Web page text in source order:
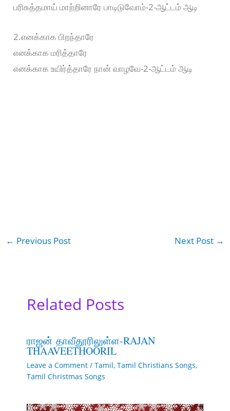
பரிசுத்தமாய் மாற்றினாரே பாடிடுவோம்-2-ஆட்டம் ஆடி
2.எனக்காக பிறந்தாரே
எனக்காக மரித்தாரே
எனக்காக உயிர்த்தாரே நான் வாழவே-2-ஆட்டம் ஆடி
← Previous Post Next Post →
Related Posts
ராஜன் தாவீதூரிலுள்ள-RAJAN
THAAVEETHOORIL
Leave a Comment / Tamil, Tamil Christians Songs,
Tamil Christmas Songs